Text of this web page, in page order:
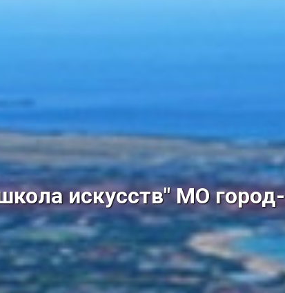
искусств" МО